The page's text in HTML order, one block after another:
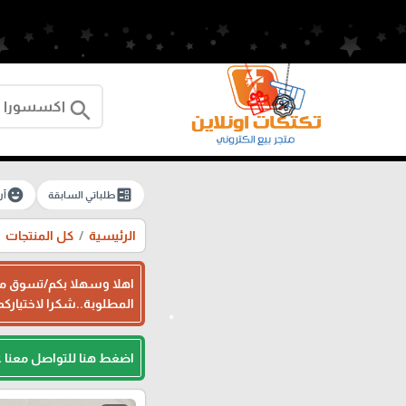
search
ballotطلباتي السابقة emoji_emotions
الرئيسية كل المنتجات
اهلا وسهلا بكم/تسوق
المطلوبة..شكرا
اضغط هنا للتواصل معنا